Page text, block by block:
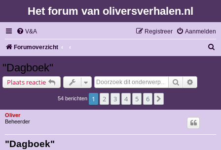
Het forum van oliversverhalen.nl
V&A Aanmelden
Registreer
Forumoverzicht
"Dagboek"
Plaats reactie Zoek
54 berichten 1 2 3 4 5 6
Oliver
Beheerder
"Dagboek"